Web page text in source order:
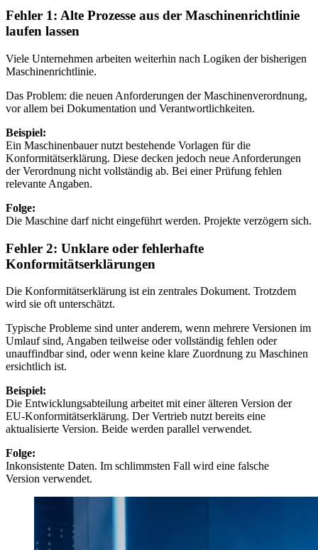
Fehler 1: Alte Prozesse aus der Maschinenrichtlinie
laufen lassen
Viele Unternehmen arbeiten weiterhin nach Logiken der bisherigen
Maschinenrichtlinie.
Das Problem: die neuen Anforderungen der Maschinenverordnung,
vor allem bei Dokumentation und Verantwortlichkeiten.
Beispiel:
Ein Maschinenbauer nutzt bestehende Vorlagen für die
Konformitätserklärung. Diese decken jedoch neue Anforderungen
der Verordnung nicht vollständig ab. Bei einer Prüfung fehlen
relevante Angaben.
Folge:
Die Maschine darf nicht eingeführt werden. Projekte verzögern sich.
Fehler 2: Unklare oder fehlerhafte
Konformitätserklärungen
Die Konformitätserklärung ist ein zentrales Dokument. Trotzdem
wird sie oft unterschätzt.
Typische Probleme sind unter anderem, wenn mehrere Versionen im
Umlauf sind, Angaben teilweise oder vollständig fehlen oder
unauffindbar sind, oder wenn keine klare Zuordnung zu Maschinen
ersichtlich ist.
Beispiel:
Die Entwicklungsabteilung arbeitet mit einer älteren Version der
EU-Konformitätserklärung. Der Vertrieb nutzt bereits eine
aktualisierte Version. Beide werden parallel verwendet.
Folge:
Inkonsistente Daten. Im schlimmsten Fall wird eine falsche
Version verwendet.